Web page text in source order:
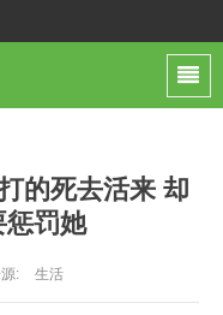
的死去活来 却
惩罚她
: 生活